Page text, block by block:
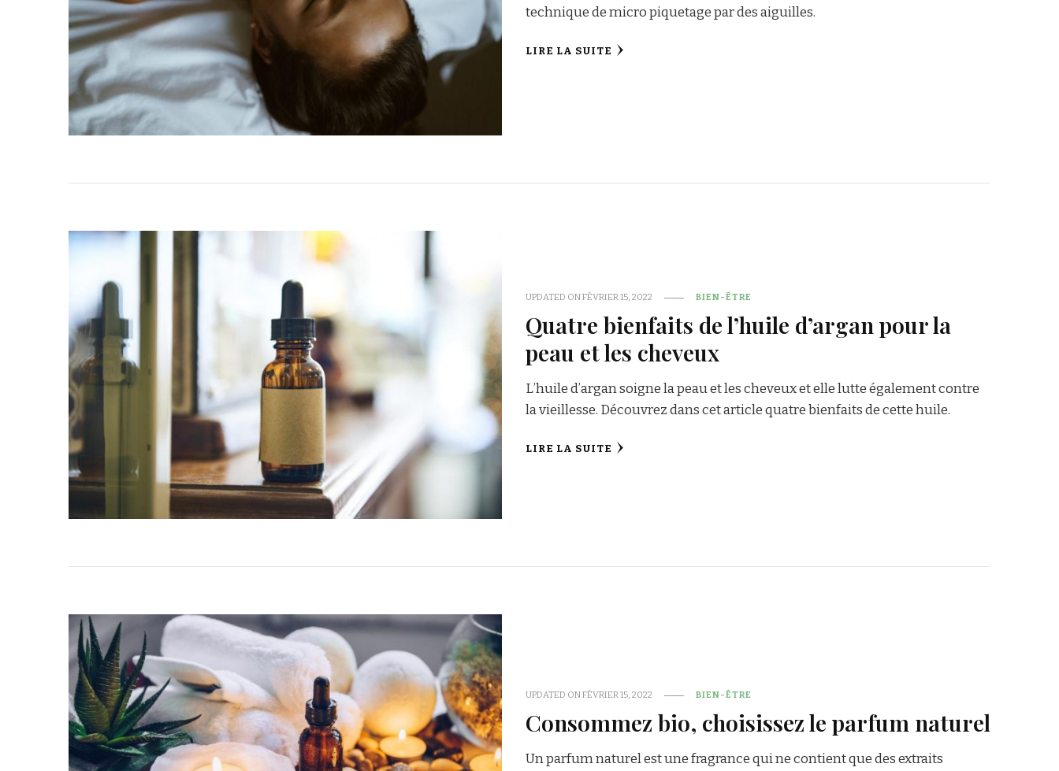
technique de micro piquetage par des aiguilles.
LIRE LA SUITE
UPDATED ONFÉVRIER 15, 2022 BIEN-ÊTRE
Quatre bienfaits de l’huile d’argan pour la
peau et les cheveux
L’huile d’argan soigne la peau et les cheveux et elle lutte également contre
la vieillesse. Découvrez dans cet article quatre bienfaits de cette huile.
LIRE LA SUITE
UPDATED ONFÉVRIER 15, 2022 BIEN-ÊTRE
Consommez bio, choisissez le parfum naturel
Un parfum naturel est une fragrance qui ne contient que des extraits